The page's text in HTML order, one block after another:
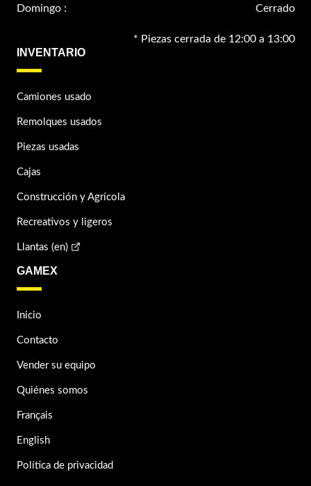
Domingo :
Cerrado
* Piezas cerrada de 12:00 a 13:00
INVENTARIO
Camiones usado
Remolques usados
Piezas usadas
Cajas
Construcción y Agrícola
Recreativos y ligeros
Llantas (en)
GAMEX
Inicio
Contacto
Vender su equipo
Quiénes somos
Français
English
Política de privacidad